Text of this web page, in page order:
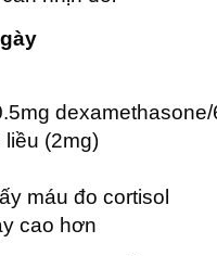
dexamethasone/
liều (2mg)
máu đo cortisol
cao hơn